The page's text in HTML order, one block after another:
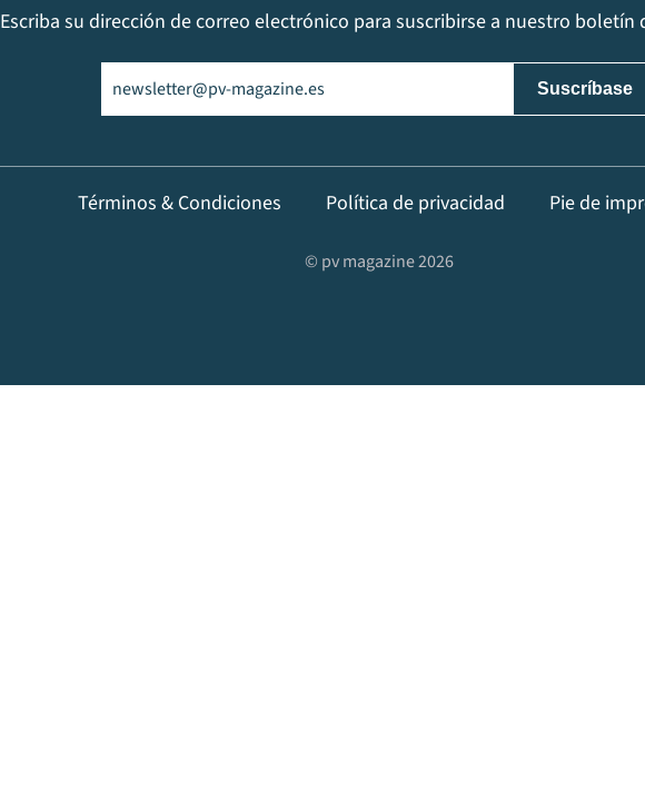
Escriba su dirección de correo electrónico para suscribirse a nuestro boletín
(Obligatorio)
Términos & Condiciones Política de privacidad Pie de
© pv magazine 2026